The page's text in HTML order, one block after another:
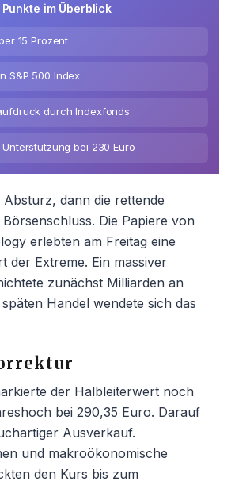
im Überblick
15 Prozent
S&P 500 Index
durch Indexfonds
bei 230 Euro
dann die rettende
Die Papiere von
erlebten am Freitag eine
der Extreme. Ein massiver
zunächst Milliarden an
Handel wendete sich das
der Halbleiterwert noch
bei 290,35 Euro. Darauf
Ausverkauf.
und makroökonomische
den Kurs bis zum